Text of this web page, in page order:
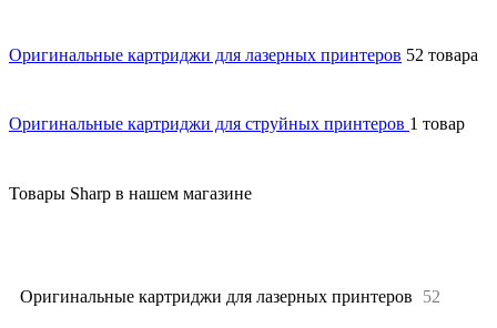
Оригинальные картриджи для лазерных принтеров 52 товара
Оригинальные картриджи для струйных принтеров 1 товар
Товары Sharp в нашем магазине
Оригинальные картриджи для лазерных принтеров 52